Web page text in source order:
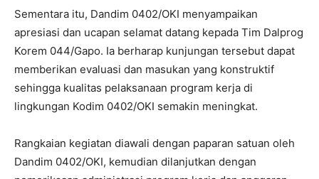
Sementara itu, Dandim 0402/OKI menyampaikan
apresiasi dan ucapan selamat datang kepada Tim Dalprog
Korem 044/Gapo. Ia berharap kunjungan tersebut dapat
memberikan evaluasi dan masukan yang konstruktif
sehingga kualitas pelaksanaan program kerja di
lingkungan Kodim 0402/OKI semakin meningkat.
Rangkaian kegiatan diawali dengan paparan satuan oleh
Dandim 0402/OKI, kemudian dilanjutkan dengan